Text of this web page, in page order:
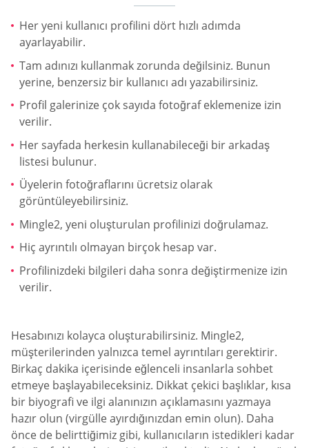
Her yeni kullanıcı profilini dört hızlı adımda
ayarlayabilir.
Tam adınızı kullanmak zorunda değilsiniz. Bunun
yerine, benzersiz bir kullanıcı adı yazabilirsiniz.
Profil galerinize çok sayıda fotoğraf eklemenize izin
verilir.
Her sayfada herkesin kullanabileceği bir arkadaş
listesi bulunur.
Üyelerin fotoğraflarını ücretsiz olarak
görüntüleyebilirsiniz.
Mingle2, yeni oluşturulan profilinizi doğrulamaz.
Hiç ayrıntılı olmayan birçok hesap var.
Profilinizdeki bilgileri daha sonra değiştirmenize izin
verilir.
Hesabınızı kolayca oluşturabilirsiniz. Mingle2,
müşterilerinden yalnızca temel ayrıntıları gerektirir.
Birkaç dakika içerisinde eğlenceli insanlarla sohbet
etmeye başlayabileceksiniz. Dikkat çekici başlıklar, kısa
bir biyografi ve ilgi alanınızın açıklamasını yazmaya
hazır olun (virgülle ayırdığınızdan emin olun). Daha
önce de belirttiğimiz gibi, kullanıcıların istedikleri kadar